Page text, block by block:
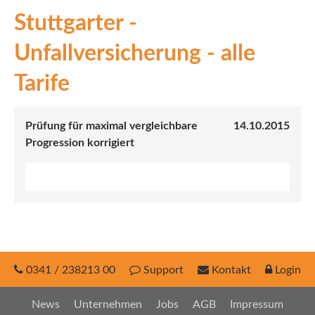
INEX
Sach
Leben
Investment
Stuttgarter -
Unfallversicherung - alle
Tarife
14.10.2015
Prüfung für maximal vergleichbare
Progression korrigiert
0341 / 238213 00 Support Kontakt Login
News Unternehmen Jobs AGB Impressum